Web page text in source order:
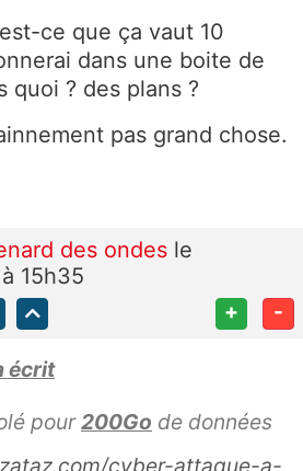
ce que ça vaut 10
dans une boite de
quoi ? des plans ?
pas grand chose.
des ondes le
15h35
+ -
écrit
pour200Go de données
cyber-attaque-a-